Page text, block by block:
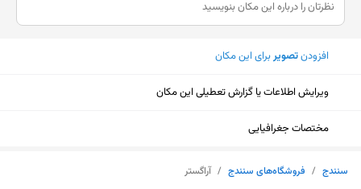
افزودنتصویربرای این مکان
ویرایش اطلاعات یا گزارش تعطیلی این مکان
مختصات جغرافیایی
سنندج / فروشگاه‌های سنندج / آراگستر